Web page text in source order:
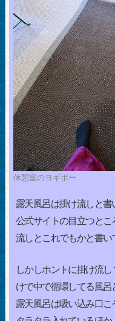
休憩室のヨギボー
露天風呂は掛け流しと
公式サイトの目立つと
流しとこれでもかと書い
しかしホントに掛け流
けで中で循環してる風
露天風呂は吸い込み口